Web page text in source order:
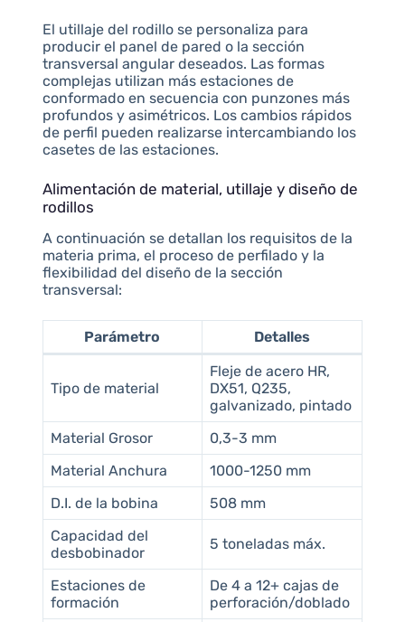
El utillaje del rodillo se personaliza para
producir el panel de pared o la sección
transversal angular deseados. Las formas
complejas utilizan más estaciones de
conformado en secuencia con punzones más
profundos y asimétricos. Los cambios rápidos
de perfil pueden realizarse intercambiando los
casetes de las estaciones.
Alimentación de material, utillaje y diseño de
rodillos
A continuación se detallan los requisitos de la
materia prima, el proceso de perfilado y la
flexibilidad del diseño de la sección
transversal:
Parámetro Detalles
Tipo de material
Fleje de acero HR,
DX51, Q235,
galvanizado, pintado
Material Grosor
0,3-3 mm
Material Anchura
1000-1250 mm
D.I. de la bobina
508 mm
Capacidad del
desbobinador
5 toneladas máx.
Estaciones de
formación
De 4 a 12+ cajas de
perforación/doblado